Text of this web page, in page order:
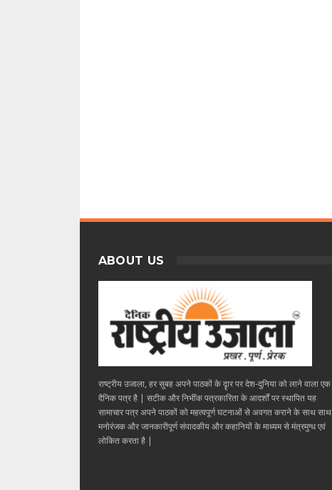
ABOUT US
राष्ट्रीय उजाला, हर सुबह अपने पाठकों के दॄार पर देश-दुनिया को लाने वाला एक
दैनिक पत्र है | सटीक और निभींक पत्रकारिता के आदर्शों पर स्थापित यह
सामाचार पत्र अपने पाठकों को महत्वपूर्ण घटनाओं से अवगत कराने के साथ साथ
मनोरंजक और जानकारीपूर्ण संपादकीय और कहानियों के माध्यम से मंत्रमुग्ध एवं
लोकित करता है |